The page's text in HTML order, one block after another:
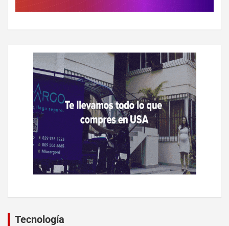
Tecnología